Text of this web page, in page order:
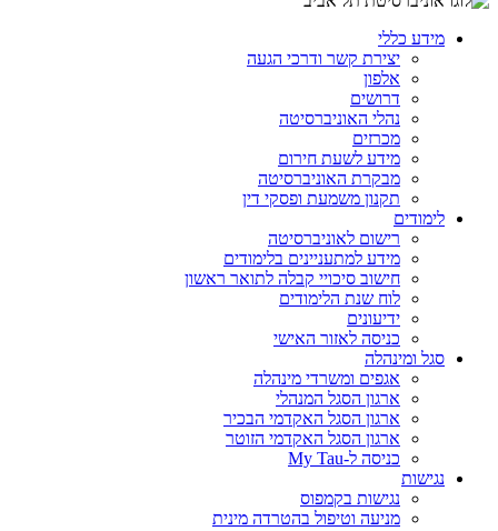
מידע כללי
יצירת קשר ודרכי הגעה
אלפון
דרושים
נהלי האוניברסיטה
מכרזים
מידע לשעת חירום
מבקרת האוניברסיטה
תקנון משמעת ופסקי דין
לימודים
רישום לאוניברסיטה
מידע למתעניינים בלימודים
חישוב סיכויי קבלה לתואר ראשון
לוח שנת הלימודים
ידיעונים
כניסה לאזור האישי
סגל ומינהלה
אגפים ומשרדי מינהלה
ארגון הסגל המנהלי
ארגון הסגל האקדמי הבכיר
ארגון הסגל האקדמי הזוטר
כניסה ל-My Tau
נגישות
נגישות בקמפוס
מניעה וטיפול בהטרדה מינית